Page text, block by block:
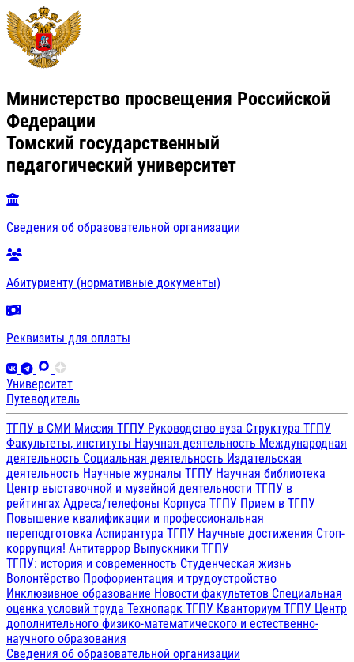
Министерство просвещения Российской
Федерации
Томский государственный
педагогический университет
Сведения об образовательной организации
Абитуриенту (нормативные документы)
Реквизиты для оплаты
Университет
Путеводитель
ТГПУ в СМИ Миссия ТГПУ Руководство вуза Структура ТГПУ
Факультеты, институты Научная деятельность Международная
деятельность Социальная деятельность Издательская
деятельность Научные журналы ТГПУ Научная библиотека
Центр выставочной и музейной деятельности ТГПУ в
рейтингах Адреса/телефоны Корпуса ТГПУ Прием в ТГПУ
Повышение квалификации и профессиональная
переподготовка Аспирантура ТГПУ Научные достижения Стоп-
коррупция! Антитеррор Выпускники ТГПУ
ТГПУ: история и современность Студенческая жизнь
Волонтёрство Профориентация и трудоустройство
Инклюзивное образование Новости факультетов Специальная
оценка условий труда Технопарк ТГПУ Кванториум ТГПУ Центр
дополнительного физико-математического и естественно-
научного образования
Сведения об образовательной организации